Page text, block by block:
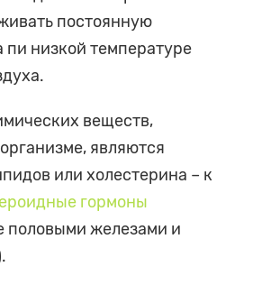
постоянную
пи низкой температуре
веществ,
являются
или холестерина – к
гормоны
половыми железами и